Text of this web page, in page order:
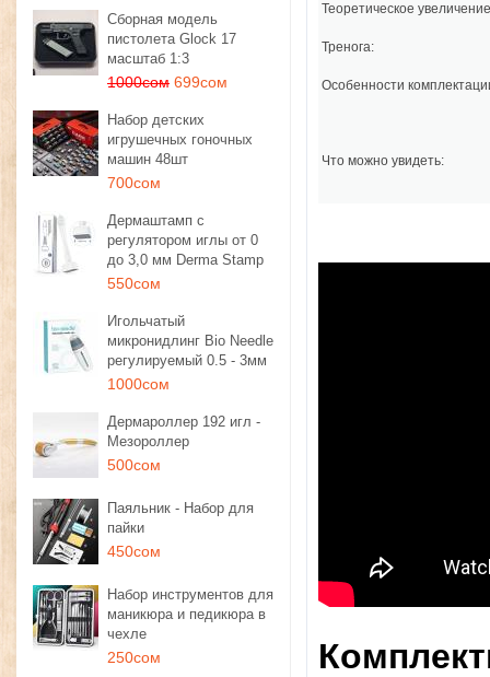
Сборная модель
пистолета Glock 17
масштаб 1:3
1000сом 699сом
Набор детских
игрушечных гоночных
машин 48шт
700сом
Дермаштамп с
регулятором иглы от 0
до 3,0 мм Derma Stamp
550сом
Игольчатый
микронидлинг Bio Needle
регулируемый 0.5 - 3мм
1000сом
Дермароллер 192 игл -
Мезороллер
500сом
Паяльник - Набор для
пайки
450сом
Набор инструментов для
маникюра и педикюра в
чехле
250сом
Теоретическое
Тренога:
Особенности
Что можно увидеть: